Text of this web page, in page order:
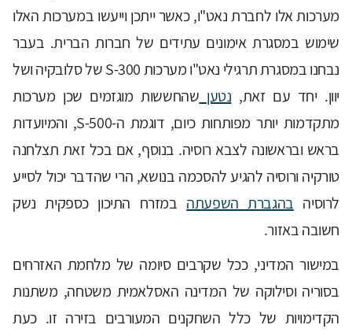
מערכות אלו לחברת נאט"ו, כאשר ייתכן וייעשו במערכות האלו
שימוש במסגרת אימונים עתידים של חברות הברית. בעבר
נבחנו במסגרת תרגילי נאט"ו מערכות S-300 של סלובקיה ושל
יוון. יחד עם זאת, נטען שהחששות מוגזמים שכן מערכות
מתקדמות יותר מפותחות כיום, דוגמת ה-S-500, והמיועדות
בראש ובראשונה לצבא רוסיה. בנוסף, אם בכל זאת תצלחנה
טורקיה ורוסיה להגיע להסכמה בנושא, הרי שהדבר יכול לסייע
לרוסיה בהגברת השפעתה במזרח התיכון כספקית נשק
חשובה באזור.
במישור המדיני, ככל שקרבים סיומה של מלחמת האזרחים
בסוריה וסילוקה של המדינה האסלאמית משטחה, משתנות
הקדימויות של כלל השחקנים המעורבים בזירה זו. כעת